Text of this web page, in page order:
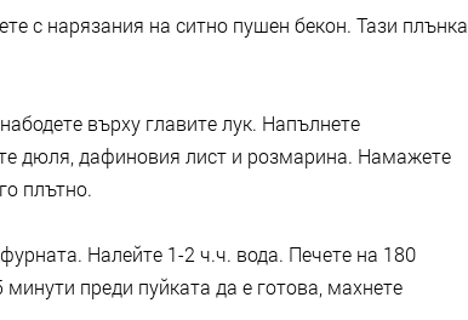
с нарязания на ситно пушен бекон. Тази плънка
върху главите лук. Напълнете
дюля, дафиновия лист и розмарина. Намажете
плътно.
Налейте 1-2 ч.ч. вода. Печете на 180
преди пуйката да е готова, махнете